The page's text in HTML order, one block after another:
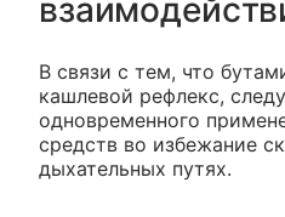
В связи с тем, что
кашлевой рефлекс,
одновременного
средств во избежание
дыхательных путях.